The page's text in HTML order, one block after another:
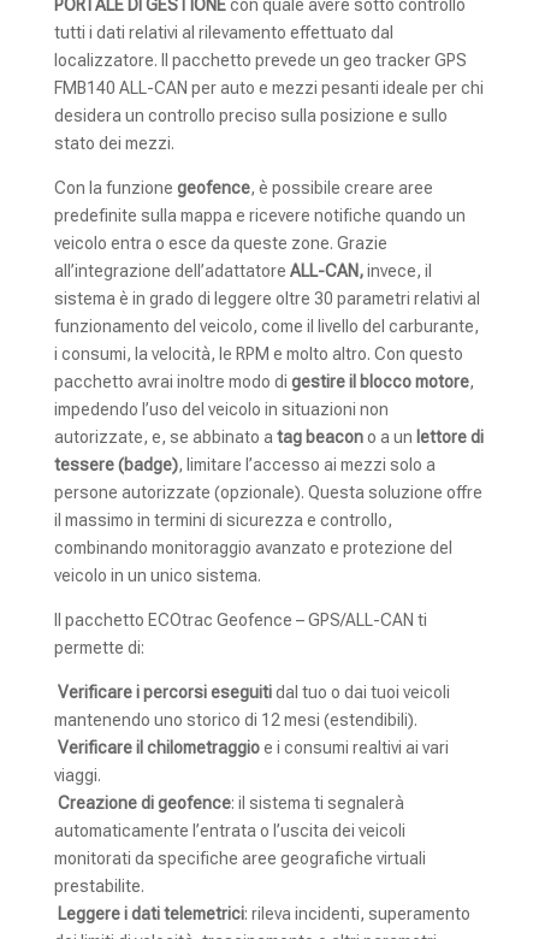
PORTALE DI GESTIONE con quale avere sotto controllo
tutti i dati relativi al rilevamento effettuato dal
localizzatore. Il pacchetto prevede un geo tracker GPS
FMB140 ALL-CAN per auto e mezzi pesanti ideale per chi
desidera un controllo preciso sulla posizione e sullo
stato dei mezzi.
Con la funzione geofence, è possibile creare aree
predefinite sulla mappa e ricevere notifiche quando un
veicolo entra o esce da queste zone. Grazie
all’integrazione dell’adattatore ALL-CAN,invece, il
sistema è in grado di leggere oltre 30 parametri relativi al
funzionamento del veicolo, come il livello del carburante,
i consumi, la velocità, le RPM e molto altro. Con questo
pacchetto avrai inoltre modo di gestire il blocco motore,
impedendo l’uso del veicolo in situazioni non
autorizzate, e, se abbinato atag beacono a un lettore di
tessere (badge), limitare l’accesso ai mezzi solo a
persone autorizzate (opzionale). Questa soluzione offre
il massimo in termini di sicurezza e controllo,
combinando monitoraggio avanzato e protezione del
veicolo in un unico sistema.
Il pacchetto ECOtrac Geofence – GPS/ALL-CAN ti
permette di:
Verificare i percorsi eseguitidal tuo o dai tuoi veicoli
mantenendo uno storico di 12 mesi (estendibili).
Verificare il chilometraggioe i consumi realtivi ai vari
viaggi.
Creazione di geofence: il sistema ti segnalerà
automaticamente l’entrata o l’uscita dei veicoli
monitorati da specifiche aree geografiche virtuali
prestabilite.
Leggere i dati telemetrici: rileva incidenti, superamento